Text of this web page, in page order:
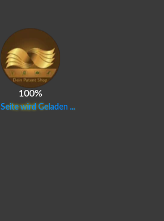
100%
Seite wird Gel aden ...